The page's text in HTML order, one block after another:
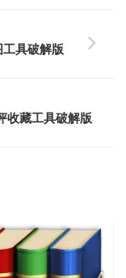
具破解版
藏工具破解版